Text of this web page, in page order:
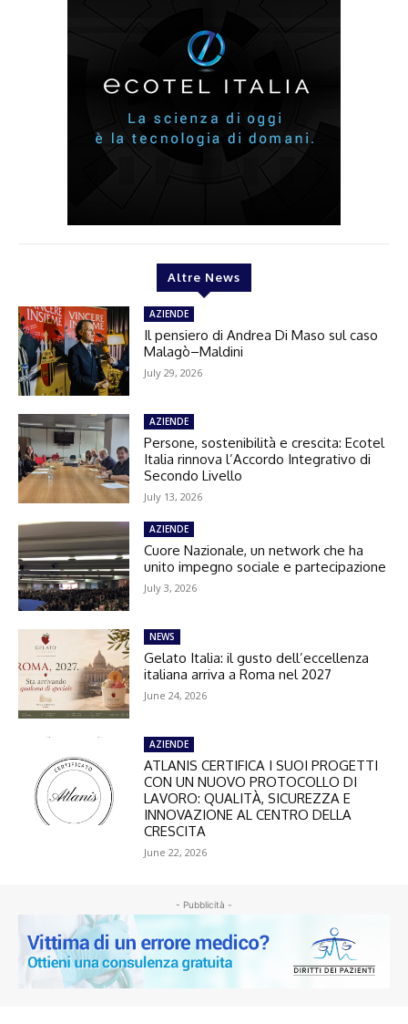
Altre News
AZIENDE
Il pensiero di Andrea Di Maso sul caso
Malagò–Maldini
July 29, 2026
AZIENDE
Persone, sostenibilità e crescita: Ecotel
Italia rinnova l’Accordo Integrativo di
Secondo Livello
July 13, 2026
AZIENDE
Cuore Nazionale, un network che ha
unito impegno sociale e partecipazione
July 3, 2026
NEWS
Gelato Italia: il gusto dell’eccellenza
italiana arriva a Roma nel 2027
June 24, 2026
AZIENDE
ATLANIS CERTIFICA I SUOI PROGETTI
CON UN NUOVO PROTOCOLLO DI
LAVORO: QUALITÀ, SICUREZZA E
INNOVAZIONE AL CENTRO DELLA
CRESCITA
June 22, 2026
- Pubblicità -